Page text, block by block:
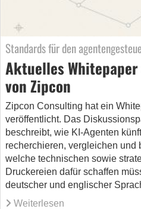
Standards für den
Aktuelles
von Zipcon
Zipcon Consulting hat ein
veröffentlicht. Das
beschreibt, wie KI-Agenten
recherchieren, vergleichen und
welche technischen sowie
Druckereien dafür schaffen
deutscher und englischer
Weiterlesen